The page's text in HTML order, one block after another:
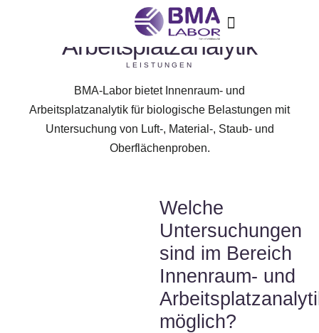
Innenraum- &
Arbeitsplatzanalytik
LEISTUNGEN
BMA-Labor bietet Innenraum- und
Arbeitsplatzanalytik für biologische Belastungen mit
Untersuchung von Luft-, Material-, Staub- und
Oberflächenproben.
Welche
Untersuchungen
sind im Bereich
Innenraum- und
möglich?